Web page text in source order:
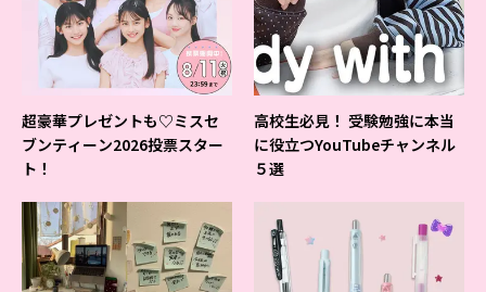
超豪華プレゼントも♡ミスセ
ブンティーン2026投票スター
ト！
高校生必見！ 受験勉強に本当
に役立つYouTubeチャンネル
５選